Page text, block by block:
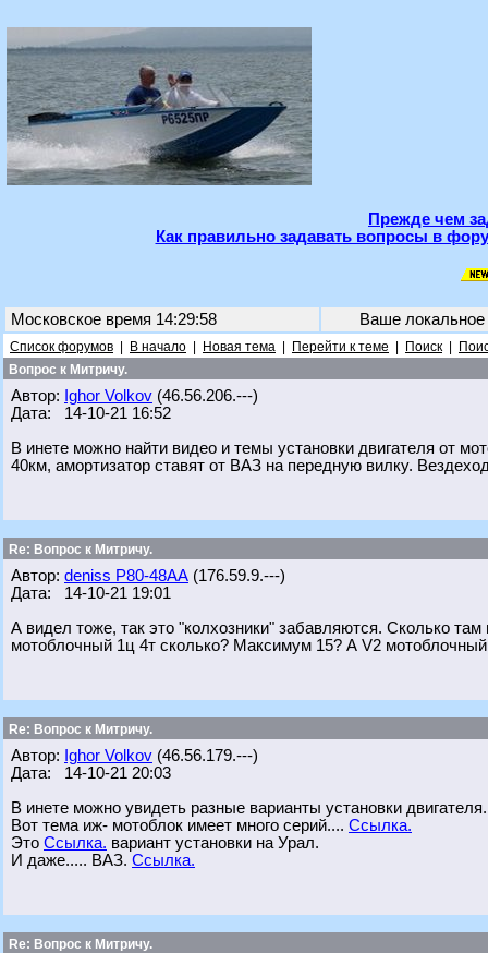
Прежде чем
Как правильно задавать вопросы в
Московское время 14:29:58 Ваше
Список форумов В начало Новая тема Перейти к теме Поиск
Вопрос к Митричу.
Автор: Ighor Volkov (46.56.206.---)
Дата: 14-10-21 16:52
В инете можно найти видео и темы установки двигателя от
40км, амортизатор ставят от ВАЗ на передную вилку.
Re: Вопрос к Митричу.
Автор: deniss Р80-48АА (176.59.9.---)
Дата: 14-10-21 19:01
А видел тоже, так это "колхозники" забавляются. Сколько
мотоблочный 1ц 4т сколько? Максимум 15? А V2
Re: Вопрос к Митричу.
Автор: Ighor Volkov (46.56.179.---)
Дата: 14-10-21 20:03
В инете можно увидеть разные варианты установки двигателя.
Вот тема иж- мотоблок имеет много серий.... Ссылка.
Это Ссылка. вариант установки на Урал.
И даже..... ВАЗ. Ссылка.
Re: Вопрос к Митричу.